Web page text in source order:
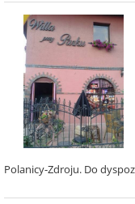
Polanicy-Zdroju. Do